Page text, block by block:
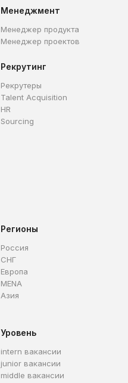
Менеджмент
Менеджер продукта
Менеджер проектов
Рекрутинг
Рекрутеры
Talent Acquisition
HR
Sourcing
Регионы
Россия
СНГ
Европа
MENA
Азия
Уровень
intern вакансии
junior вакансии
middle вакансии